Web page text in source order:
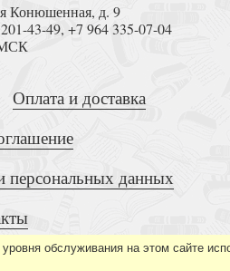
слово рождает ответ. Проповеди
2003) митрополита Сурожского
Конюшенная, д. 9
43-49, +7 964 335-07-04
МСК
Оплата и доставка
персональных данных
уровня обслуживания на этом сайте